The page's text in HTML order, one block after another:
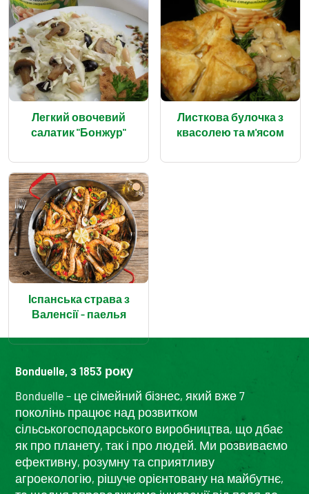
Легкий овочевий
салатик "Бонжур"
Листкова булочка з
квасолею та м'ясом
Іспанська страва з
Валенсії – паелья
Bonduelle, з 1853 року
Bonduelle – це сімейний бізнес, який вже 7
поколінь працює над розвитком
сільськогосподарського виробництва, що дбає
як про планету, так і про людей. Ми розвиваємо
ефективну, розумну та сприятливу
агроекологію, рішуче орієнтовану на майбутнє,